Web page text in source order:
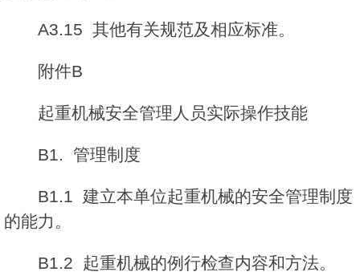
A3.15 其他有关规范及相应标准。
附件B
起重机械安全管理人员实际操作技能
B1. 管理制度
B1.1 建立本单位起重机械的安全管理制度
的能力。
B1.2 起重机械的例行检查内容和方法。